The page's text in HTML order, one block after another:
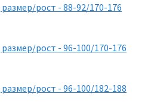
рост - 88-92/170-176
рост - 96-100/170-176
рост - 96-100/182-188